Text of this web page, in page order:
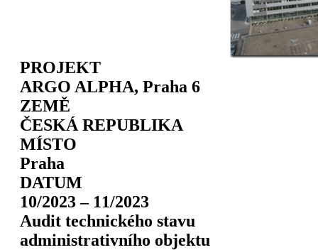
PROJEKT
ARGO ALPHA, Praha 6
ZEMĚ
ČESKÁ REPUBLIKA
MÍSTO
Praha
DATUM
10/2023 – 11/2023
Audit technického stavu
administrativního objektu